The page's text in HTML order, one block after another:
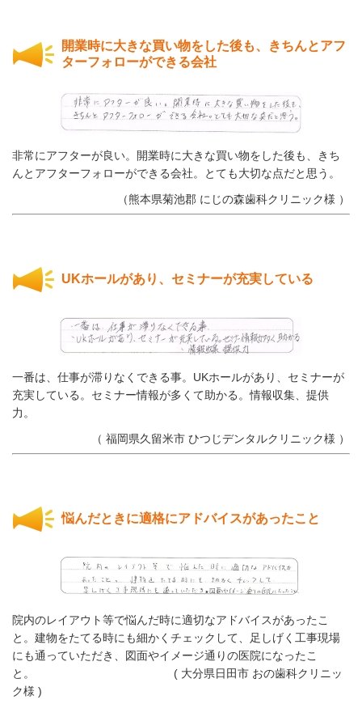
開業時に大きな買い物をした後も、きちんとアフ
ターフォローができる会社
非常にアフターが良い。開業時に大きな買い物をした後も、きち
んとアフターフォローができる会社。とても大切な点だと思う。
（熊本県菊池郡 にじの森歯科クリニック様 ）
UKホールがあり、セミナーが充実している
一番は、仕事が滞りなくできる事。UKホールがあり、セミナーが
充実している。セミナー情報が多くて助かる。情報収集、提供
力。
（ 福岡県久留米市 ひつじデンタルクリニック様 ）
悩んだときに適格にアドバイスがあったこと
院内のレイアウト等で悩んだ時に適切なアドバイスがあったこ
と。建物をたてる時にも細かくチェックして、足しげく工事現場
にも通っていただき、図面やイメージ通りの医院になったこ
と。 ( 大分県日田市 おの歯科クリニッ
ク様 )